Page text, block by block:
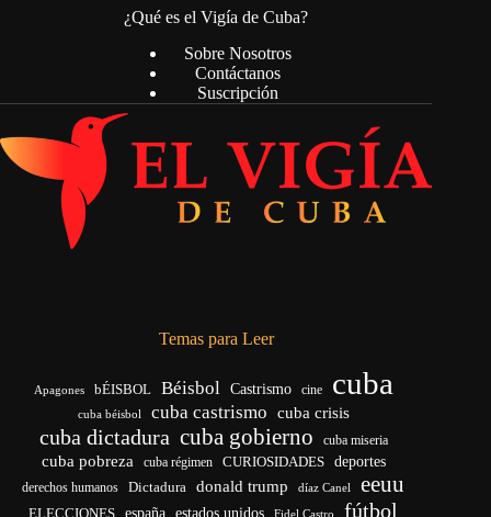
¿Qué es el Vigía de Cuba?
Sobre Nosotros
Contáctanos
Suscripción
Temas para Leer
Apagones bÉISBOL Béisbol Castrismo cine cuba
cuba béisbol cuba castrismo cuba crisis
cuba dictadura cuba gobierno cuba miseria
cuba pobreza cuba régimen CURIOSIDADES deportes
derechos humanos Dictadura donald trump díaz Canel eeuu
ELECCIONES españa estados unidos Fidel Castro fútbol